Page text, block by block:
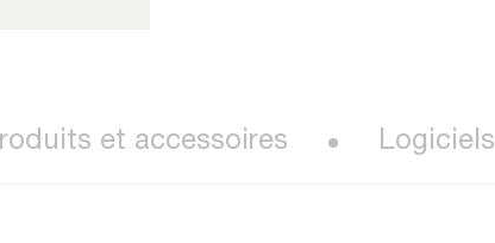
et accessoires Logiciels